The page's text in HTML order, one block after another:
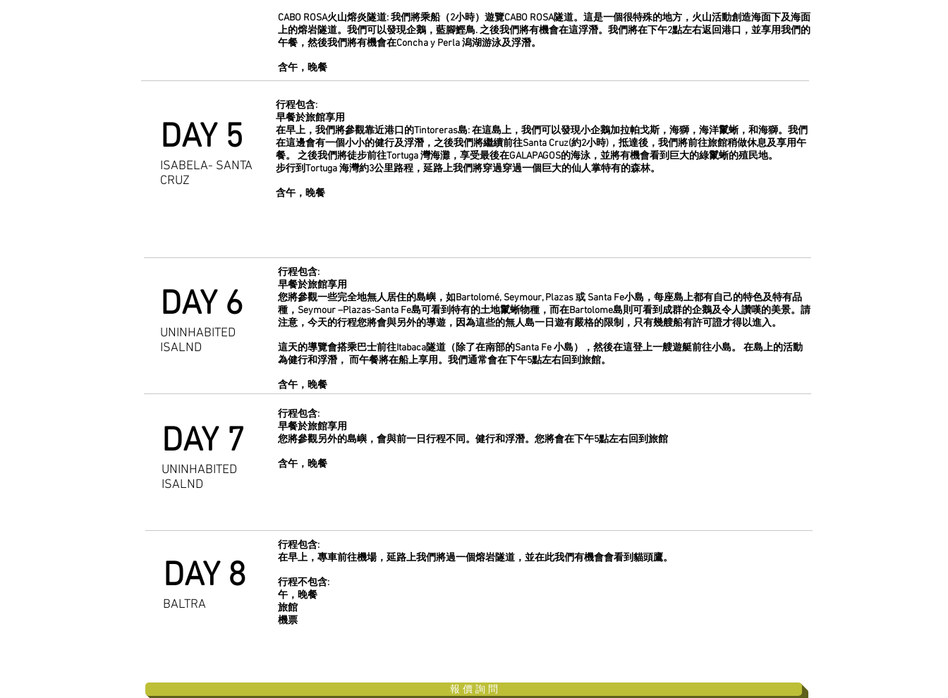
CABO ROSA火山熔炎隧道:我們將乘船（2小時）遊覽CABO ROSA隧道。這是一個很特殊的地方，火山活動創造海面下及海面
上的熔岩隧道。我們可以發現企鵝，藍腳鰹鳥. 之後我們將有機會在這浮潛。我們將在下午2點左右返回港口，並享用我們的
午餐，然後我們將有機會在Concha y Perla 潟湖游泳及浮潛。
含午，晚餐
DAY 5
ISABELA- SANTA
CRUZ
行程包含:
早餐於旅館享用
在早上，我們將參觀靠近港口的Tintoreras島: 在這島上，我們可以發現小企鵝加拉帕戈斯，海獅，海洋鬣蜥，和海獅。我們
在這邊會有一個小小的健行及浮潛，之後我們將繼續前往Santa Cruz(約2小時)，抵達後，我們將前往旅館稍做休息及享用午
餐。 之後我們將徒步前往Tortuga 灣海灘，享受最後在GALAPAGOS的海泳，並將有機會看到巨大的綠鬣蜥的殖民地。
步行到Tortuga 海灣約3公里路程，延路上我們將穿過穿過一個巨大的仙人掌特有的森林。
含午，晚餐
DAY 6
UNINHABITED
ISALND
行程包含:
早餐於旅館享用
您將參觀一些完全地無人居住的島嶼，如Bartolomé, Seymour, Plazas 或 Santa Fe小島，每座島上都有自己的特色及特有品
種，Seymour –Plazas-Santa Fe島可看到特有的土地鬣蜥物種，而在Bartolome島則可看到成群的企鵝及令人讚嘆的美景。請
注意，今天的行程您將會與另外的導遊，因為這些的無人島一日遊有嚴格的限制，只有幾艘船有許可證才得以進入。
這天的導覽會搭乘巴士前往Itabaca隧道（除了在南部的Santa Fe 小島），然後在這登上一艘遊艇前往小島。 在島上的活動
為健行和浮潛， 而午餐將在船上享用。我們通常會在下午5點左右回到旅館。
含午，晚餐
DAY 7
UNINHABITED
ISALND
行程包含:
早餐於旅館享用
您將參觀另外的島嶼，會與前一日行程不同。健行和浮潛。您將會在下午5點左右回到旅館
含午，晚餐
DAY 8
BALTRA
行程包含:
在早上，專車前往機場，延路上我們將過一個熔岩隧道，並在此我們有機會會看到貓頭鷹。
行程不包含:
午，晚餐
旅館
機票
報 價 詢 問